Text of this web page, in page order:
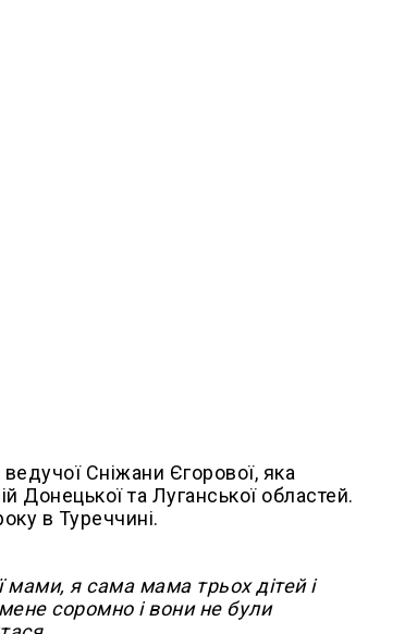
Сніжани Єгорової, яка
Донецької та Луганської областей.
в Туреччині.
мами, я сама мама трьох дітей і
соромно і вони не були